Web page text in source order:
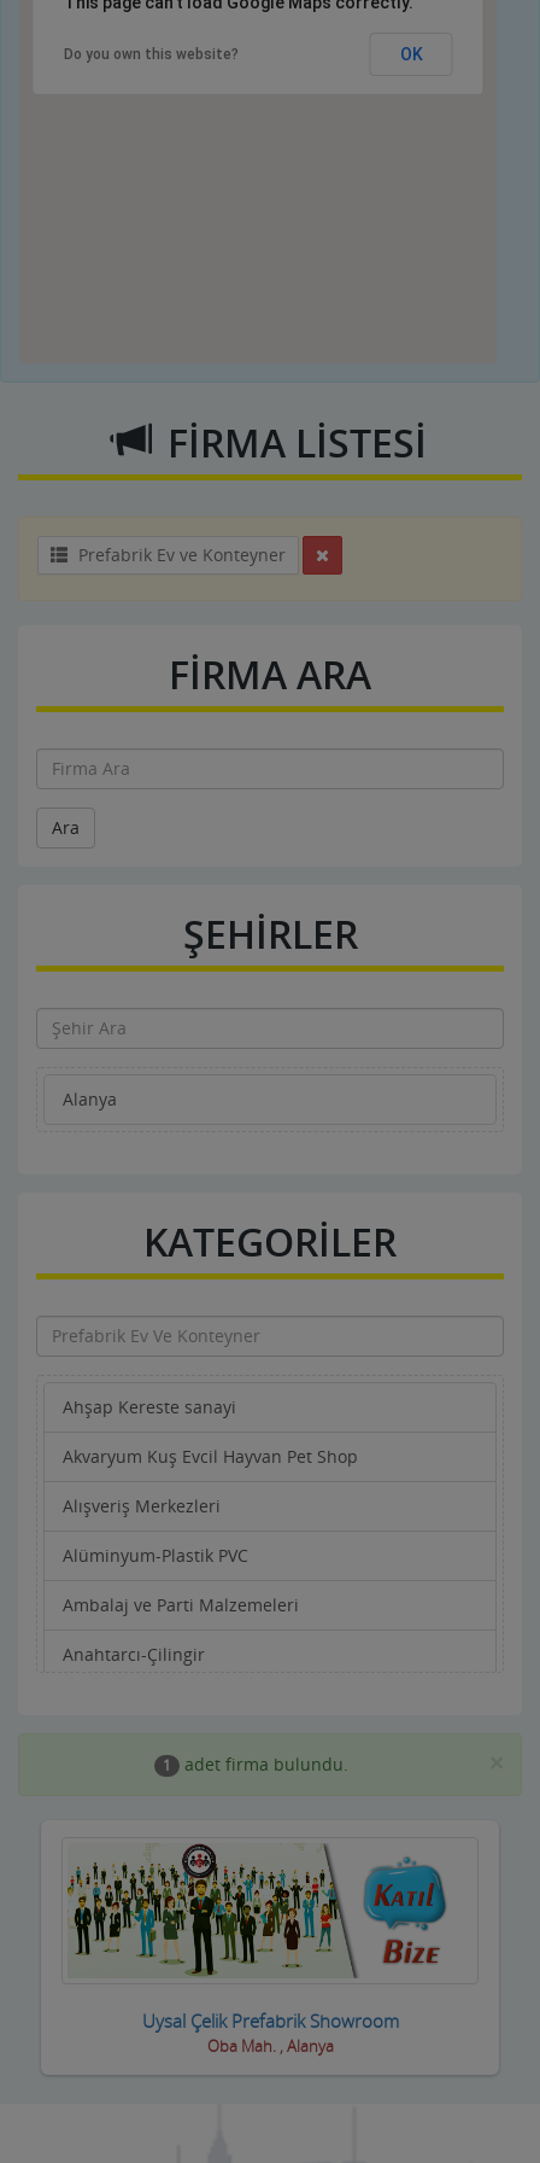
Do you own this website? OK
FİRMA LİSTESİ
Prefabrik Ev ve Konteyner
FİRMA ARA
Ara
ŞEHİRLER
Alanya
KATEGORİLER
Ahşap Kereste sanayi
Akvaryum Kuş Evcil Hayvan Pet Shop
Alışveriş Merkezleri
Alüminyum-Plastik PVC
Ambalaj ve Parti Malzemeleri
Anahtarcı-Çilingir
Aracı Kurumlar
Asansörcüler
Av Malzemeleri
Avukatlar ve Hukuk Büroları
Ayakkabıcılar ve Çantacılar
Balık Evi Restaurant
1 adet firma bulundu.
Uysal Çelik Prefabrik Showroom
Oba Mah. , Alanya